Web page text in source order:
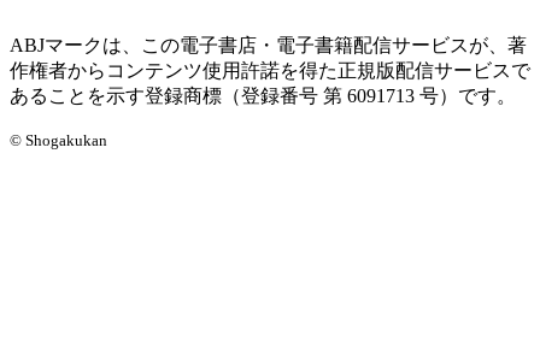
ABJマークは、この電子書店・電子書籍配信サービスが、著
作権者からコンテンツ使用許諾を得た正規版配信サービスで
あることを示す登録商標（登録番号 第 6091713 号）です。
© Shogakukan